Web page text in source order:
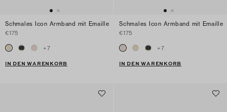
Schmales Icon Armband mit Emaille
€175
+7
IN DEN WARENKORB
Schmales Icon Armband mit Emaille
€175
+7
IN DEN WARENKORB